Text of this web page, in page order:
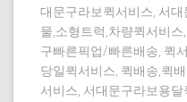
대문구라보퀵서비스, 서
물,소형트럭,차량퀵서비
구빠른픽업/빠른배송, 퀵
당일퀵서비스, 퀵배송,퀵
서비스, 서대문구라보용